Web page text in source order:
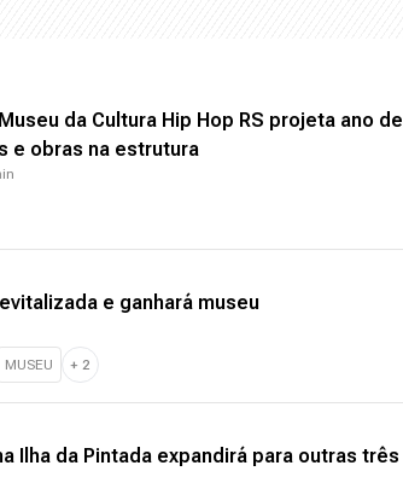
da Cultura Hip Hop RS projeta ano de
e obras na estrutura
e ganhará museu
MUSEU + 2
Ilha da Pintada expandirá para outras três